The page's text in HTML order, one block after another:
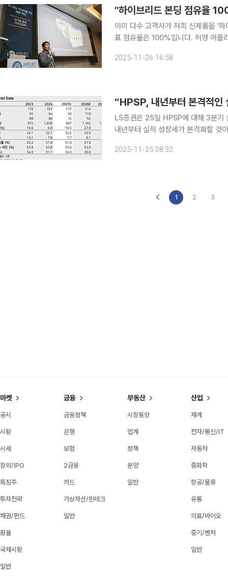
이미 다수 고객사가 저희 신제품을 '
표 점유율은 100%입니다. 허영 어플라이드 머티어리얼즈 코리아(이하 어플라이드) 디렉터는 26일
이 밝혔다. 해당 제품을 통해 반도체
2025-11-26 16:58
“HPSP, 내년부터 본격적인
LS증권은 25일 HPSP에 대해 3분기
내년부터 실적 성장세가 본격화할 것
액 320억 원, 영업이익 150억 원을
2025-11-25 08:32
1 2 3
마켓
공시
시황
시세
장외/IPO
특징주
투자전략
채권/펀드
환율
국제시황
일반
금융
금융정책
은행
보험
2금융
카드
가상자산/핀테크
일반
부동산
시장동향
업계
정책
분양
일반
산업
재계
전자/통신/IT
자동차
중화학
항공/물류
유통
의료/바이오
중기/벤처
일반